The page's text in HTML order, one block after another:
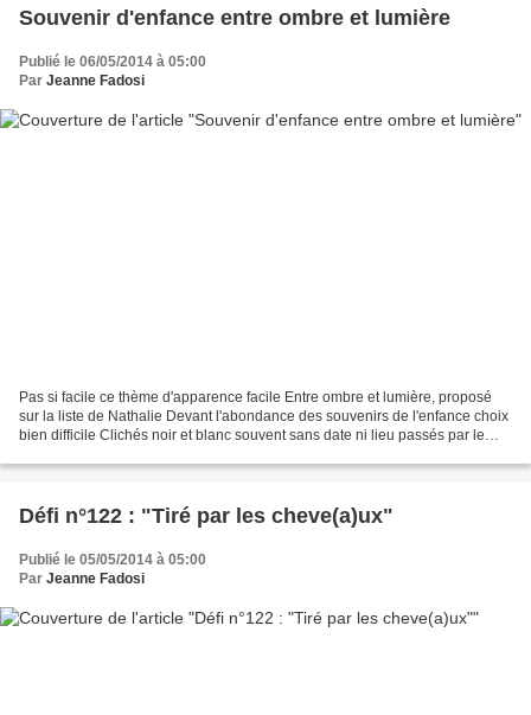
Souvenir d'enfance entre ombre et lumière
Publié le 06/05/2014 à 05:00
Par Jeanne Fadosi
Pas si facile ce thème d'apparence facile Entre ombre et lumière, proposé
sur la liste de Nathalie Devant l'abondance des souvenirs de l'enfance choix
bien difficile Clichés noir et blanc souvent sans date ni lieu passés par le
Défi n°122 : "Tiré par les cheve(a)ux"
Publié le 05/05/2014 à 05:00
Par Jeanne Fadosi